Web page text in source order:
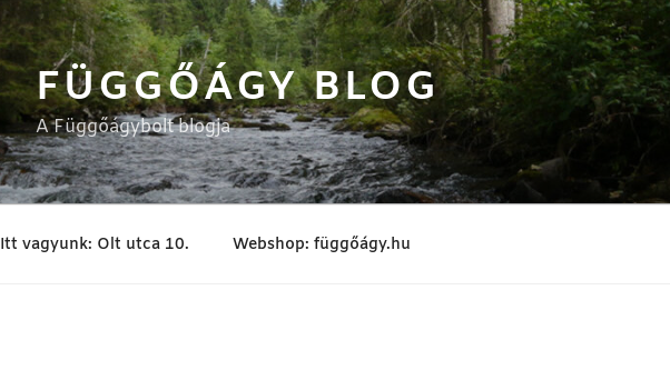
FÜGGŐÁGY BLOG
A Függőágybolt blogja
Itt vagyunk: Olt utca 10. Webshop: függőágy.hu